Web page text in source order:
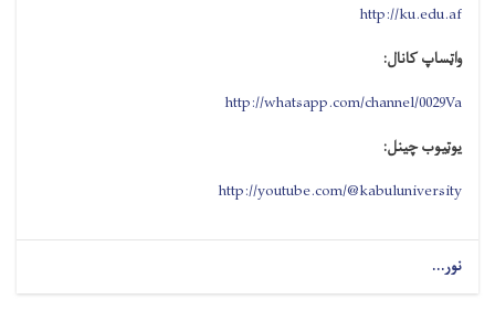
http://ku.edu.af
واټساپ کانال:
http://whatsapp.com/channel/0029Va
یوټیوب چینل:
http://youtube.com/@kabuluniversity
نور...